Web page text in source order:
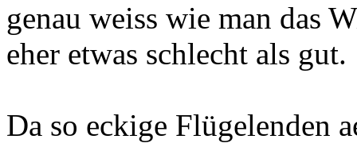
genau weiss wie man das
eher etwas schlecht als gut.
Da so eckige Flügelenden